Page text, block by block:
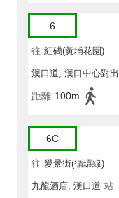
6
往 紅磡(黃埔花園)
漢口道, 漢口中心對出
距離 100m
6C
往 愛景街(循環線)
九龍酒店, 漢口道 站